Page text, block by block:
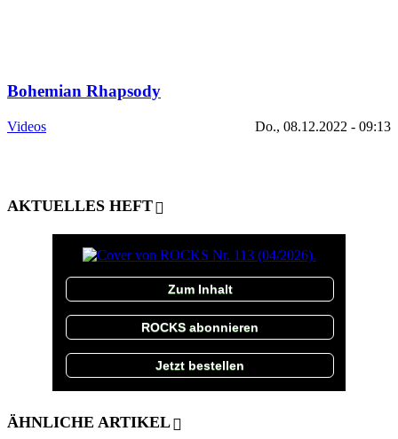
Bohemian Rhapsody
Videos Do., 08.12.2022 - 09:13
AKTUELLES HEFT
Zum Inhalt
ROCKS abonnieren
Jetzt bestellen
ÄHNLICHE ARTIKEL